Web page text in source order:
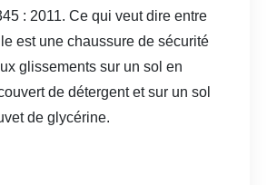
: 2011. Ce qui veut dire entre
est une chaussure de sécurité
glissements sur un sol en
de détergent et sur un sol
de glycérine.